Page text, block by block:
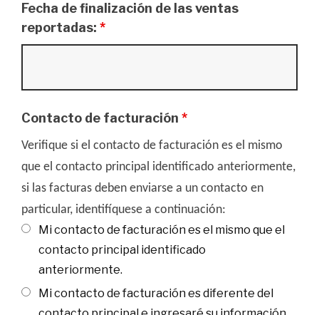
Fecha de finalización de las ventas
reportadas: *
Contacto de facturación *
Mi contacto de facturación es el mismo que el
contacto principal identificado
anteriormente.
Mi contacto de facturación es diferente del
Verifique si el contacto de facturación es el mismo
que el contacto principal identificado anteriormente,
si las facturas deben enviarse a un contacto en
particular, identifíquese a continuación: